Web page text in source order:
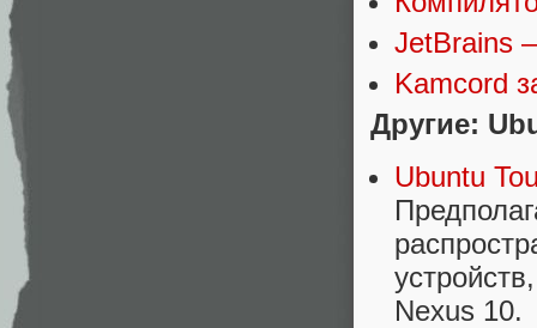
JetBrains
Kamcord
Другие:
Ubuntu
Nexus 10.